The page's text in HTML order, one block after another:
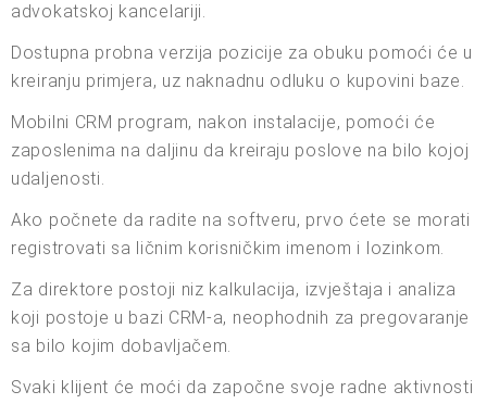
advokatskoj kancelariji.
Dostupna probna verzija pozicije za obuku pomoći će u
kreiranju primjera, uz naknadnu odluku o kupovini baze.
Mobilni CRM program, nakon instalacije, pomoći će
zaposlenima na daljinu da kreiraju poslove na bilo kojoj
udaljenosti.
Ako počnete da radite na softveru, prvo ćete se morati
registrovati sa ličnim korisničkim imenom i lozinkom.
Za direktore postoji niz kalkulacija, izvještaja i analiza
koji postoje u bazi CRM-a, neophodnih za pregovaranje
sa bilo kojim dobavljačem.
Svaki klijent će moći da započne svoje radne aktivnosti